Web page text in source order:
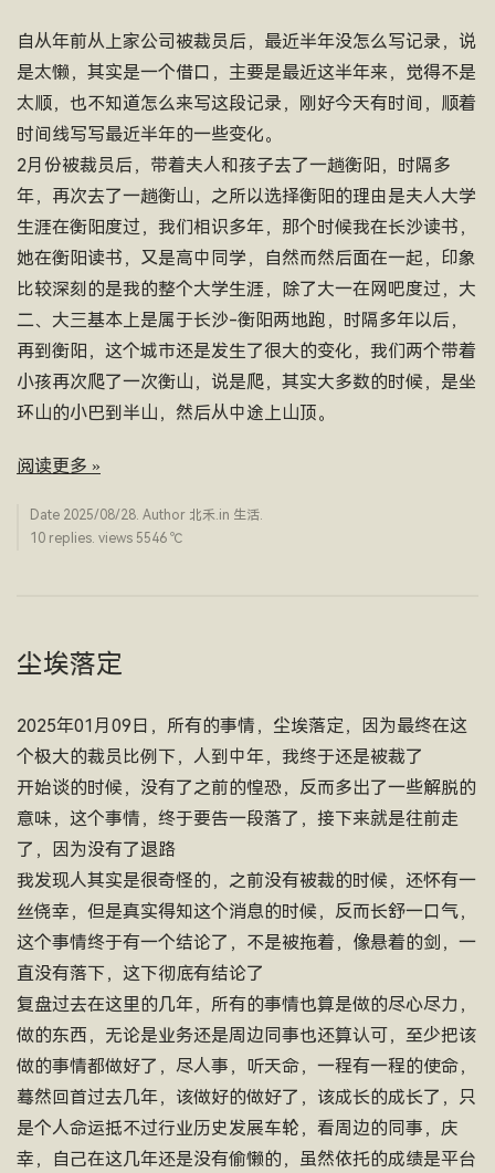
自从年前从上家公司被裁员后，最近半年没怎么写记录，说
是太懒，其实是一个借口，主要是最近这半年来，觉得不是
太顺，也不知道怎么来写这段记录，刚好今天有时间，顺着
时间线写写最近半年的一些变化。
2月份被裁员后，带着夫人和孩子去了一趟衡阳，时隔多
年，再次去了一趟衡山，之所以选择衡阳的理由是夫人大学
生涯在衡阳度过，我们相识多年，那个时候我在长沙读书，
她在衡阳读书，又是高中同学，自然而然后面在一起，印象
比较深刻的是我的整个大学生涯，除了大一在网吧度过，大
二、大三基本上是属于长沙-衡阳两地跑，时隔多年以后，
再到衡阳，这个城市还是发生了很大的变化，我们两个带着
小孩再次爬了一次衡山，说是爬，其实大多数的时候，是坐
环山的小巴到半山，然后从中途上山顶。
阅读更多 »
Date 2025/08/28. Author 北禾.in 生活.
10 replies. views 5546 ­℃
尘埃落定
2025年01月09日，所有的事情，尘埃落定，因为最终在这
个极大的裁员比例下，人到中年，我终于还是被裁了
开始谈的时候，没有了之前的惶恐，反而多出了一些解脱的
意味，这个事情，终于要告一段落了，接下来就是往前走
了，因为没有了退路
我发现人其实是很奇怪的，之前没有被裁的时候，还怀有一
丝侥幸，但是真实得知这个消息的时候，反而长舒一口气，
这个事情终于有一个结论了，不是被拖着，像悬着的剑，一
直没有落下，这下彻底有结论了
复盘过去在这里的几年，所有的事情也算是做的尽心尽力，
做的东西，无论是业务还是周边同事也还算认可，至少把该
做的事情都做好了，尽人事，听天命，一程有一程的使命，
蓦然回首过去几年，该做好的做好了，该成长的成长了，只
是个人命运抵不过行业历史发展车轮，看周边的同事，庆
幸，自己在这几年还是没有偷懒的，虽然依托的成绩是平台